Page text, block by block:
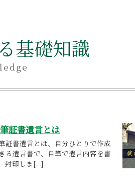
基礎知識
証書遺言とは
証書遺言とは、自分ひとりで作成
る遺言書で、自筆で遺言内容を書
封印しま[...]